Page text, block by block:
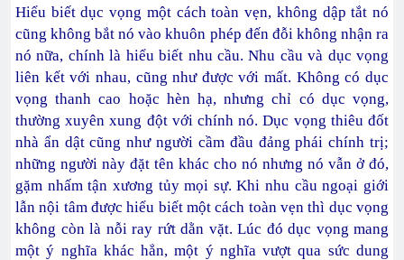
Hiểu biết dục vọng một cách toàn vẹn, không dập tắt nó
cũng không bắt nó vào khuôn phép đến đỗi không nhận ra
nó nữa, chính là hiểu biết nhu cầu. Nhu cầu và dục vọng
liên kết với nhau, cũng như được với mất. Không có dục
vọng thanh cao hoặc hèn hạ, nhưng chỉ có dục vọng,
thường xuyên xung đột với chính nó. Dục vọng thiêu đốt
nhà ẩn dật cũng như người cầm đầu đảng phái chính trị;
những người này đặt tên khác cho nó nhưng nó vẫn ở đó,
gặm nhấm tận xương tủy mọi sự. Khi nhu cầu ngoại giới
lẫn nội tâm được hiểu biết một cách toàn vẹn thì dục vọng
không còn là nỗi ray rứt dằn vặt. Lúc đó dục vọng mang
một ý nghĩa khác hẳn, một ý nghĩa vượt qua sức dung